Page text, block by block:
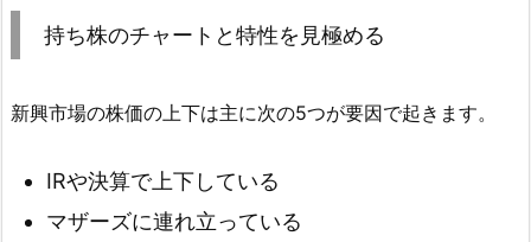
持ち株のチャートと特性を見極める
新興市場の株価の上下は主に次の5つが要因で起きます。
IRや決算で上下している
マザーズに連れ立っている